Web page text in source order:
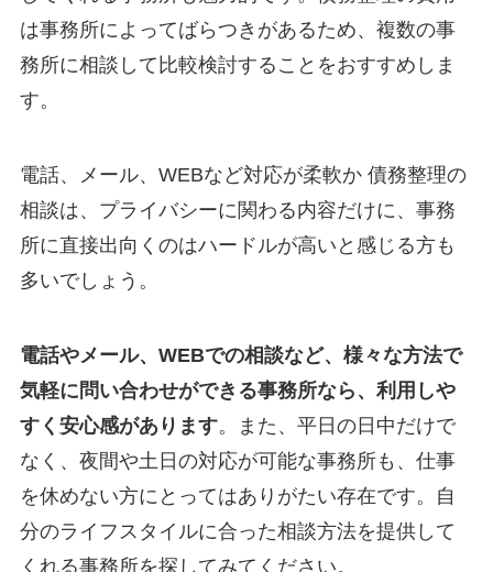
は事務所によってばらつきがあるため、複数の事
務所に相談して比較検討することをおすすめしま
す。
電話、メール、WEBなど対応が柔軟か 債務整理の
相談は、プライバシーに関わる内容だけに、事務
所に直接出向くのはハードルが高いと感じる方も
多いでしょう。
電話やメール、WEBでの相談など、様々な方法で
気軽に問い合わせができる事務所なら、利用しや
すく安心感があります。また、平日の日中だけで
なく、夜間や土日の対応が可能な事務所も、仕事
を休めない方にとってはありがたい存在です。自
分のライフスタイルに合った相談方法を提供して
くれる事務所を探してみてください。